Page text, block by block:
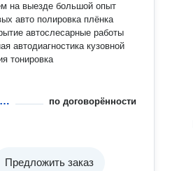
на выезде большой опыт
авто полировка плёнка
автослесарные работы
автодиагностика кузовной
тонировка
Оклейка автомобиля карбоновой пленкой по договорённости
Предложить заказ